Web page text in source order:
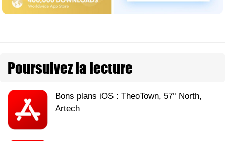
Poursuivez la lecture
Bons plans iOS : TheoTown, 57° North,
Artech